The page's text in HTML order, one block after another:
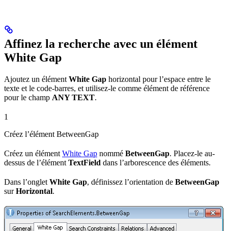
Affinez la recherche avec un élément
White Gap
Ajoutez un élément White Gap horizontal pour l’espace entre le
texte et le code-barres, et utilisez-le comme élément de référence
pour le champ ANY TEXT.
1
Créez l’élément BetweenGap
Créez un élément White Gap nommé BetweenGap. Placez-le au-
dessus de l’élément TextField dans l’arborescence des éléments.
Dans l’onglet White Gap, définissez l’orientation de BetweenGap
surHorizontal.